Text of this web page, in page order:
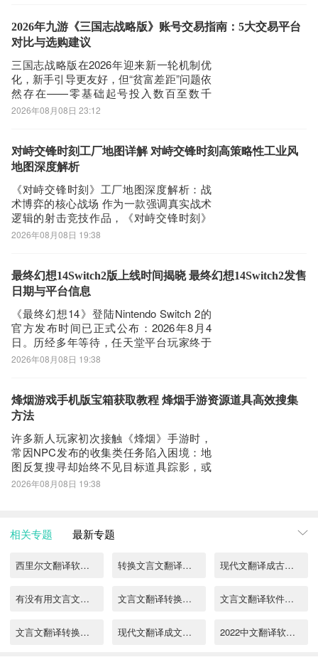
回到手机桌面就可以看到已经安装好的最新泰文翻译2.0.0，点击泰
文翻译APP图标进入欢迎页就可以开始使用了
时）及帧同步异常导致的输入延迟感知增
强**等问题。尤其在千兆
2026年九游《三国志战略版》账号交易指南：5大交易平台
对比与选购建议
三国志战略版在2026年迎来新一轮机制优
化，新手引导更友好，但“贫富差距”问题依
然存在——零基础起号投入数百至数千
元，资源积累与战力成长仍显缓慢。相较
性，在账号转移与资产归属上具备天然适
配性，而选择可靠平台尤为关键。下文基
2026年08月08日 23:12
对峙交锋时刻工厂地图详解 对峙交锋时刻高策略性工业风
地图深度解析
《对峙交锋时刻》工厂地图深度解析：战
术博弈的核心战场 作为一款强调真实战术
逻辑的射击竞技作品，《对峙交锋时刻》
在地图设计层面展现出高度的专业性与策
既支持中远距离火力压制，也兼容近距离
快速反应作战。每处掩体布局、通道走
2026年08月08日 19:38
最终幻想14Switch2版上线时间揭晓 最终幻想14Switch2发售
日期与平台信息
《最终幻想14》登陆Nintendo Switch 2的
官方发布时间已正式公布：2026年8月4
日。历经多年等待，任天堂平台玩家终于
迎来这款承载无数玩家青春记忆的经典
荐使用业内综合性能表现突出的biubiu加速
器。《biub
2026年08月08日 19:38
烽烟游戏手机版宝箱获取教程 烽烟手游资源道具高效搜集
方法
许多新人玩家初次接触《烽烟》手游时，
常因NPC发布的收集类任务陷入困境：地
图反复搜寻却始终不见目标道具踪影，或
在支线环节反复受阻，难以推进剧情。此
化材料与稀有装备图纸，无论是新手开荒
2026年08月08日 19:38
相关专题 最新专题
西里尔文翻译软件有哪些 转换文言文翻译软件都有什么 现代文翻译成古文翻译器软件有哪些
有没有用文言文翻译的软件 文言文翻译转换器app下载 文言文翻译软件下载哪个好
文言文翻译转换器app有哪些 现代文翻译成文言文的软件 2022中文翻译软件哪个好